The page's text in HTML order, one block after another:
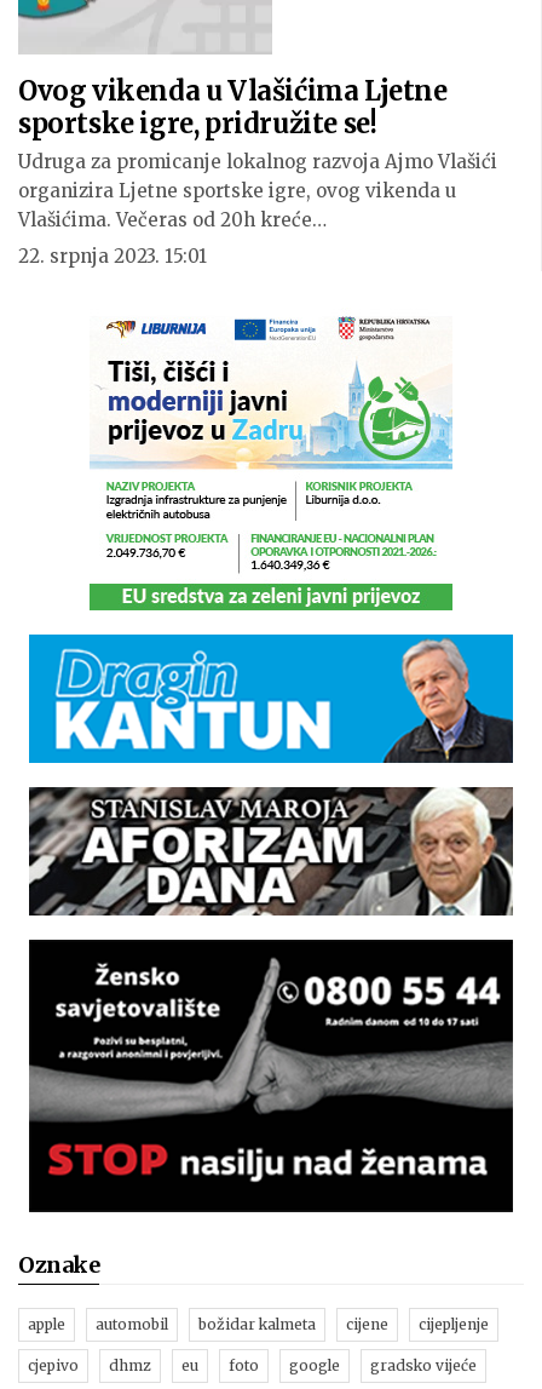
Ovog vikenda u Vlašićima Ljetne
sportske igre, pridružite se!
Udruga za promicanje lokalnog razvoja Ajmo Vlašići
organizira Ljetne sportske igre, ovog vikenda u
Vlašićima. Večeras od 20h kreće…
22. srpnja 2023. 15:01
Oznake
apple automobil božidar kalmeta cijene cijepljenje
cjepivo dhmz eu foto google gradsko vijeće